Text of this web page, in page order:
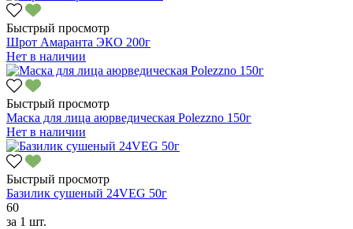
Быстрый просмотр
Шрот Амаранта ЭКО 200г
Нет в наличии
Быстрый просмотр
Маска для лица аюрведическая Polezzno 150г
Нет в наличии
Быстрый просмотр
Базилик сушеный 24VEG 50г
60
за 1 шт.